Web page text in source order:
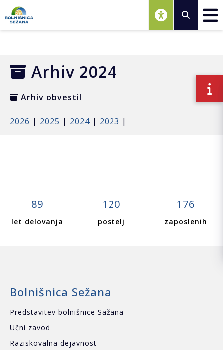
Osrednja vsebina
Arhiv 2024
Arhiv obvestil
2026 | 2025 | 2024 | 2023 |
89
let delovanja
120
postelj
176
zaposlenih
Bolnišnica Sežana
Predstavitev bolnišnice Sažana
Učni zavod
Raziskovalna dejavnost